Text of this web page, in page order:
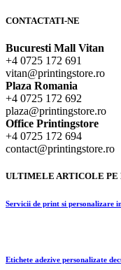
CONTACTATI-NE
Bucuresti Mall Vitan
+4 0725 172 691
vitan@printingstore.ro
Plaza Romania
+4 0725 172 692
plaza@printingstore.ro
Office Printingstore
+4 0725 172 694
contact@printingstore.ro
ULTIMELE ARTICOLE PE
Servicii de print si personalizare
Etichete adezive personalizate